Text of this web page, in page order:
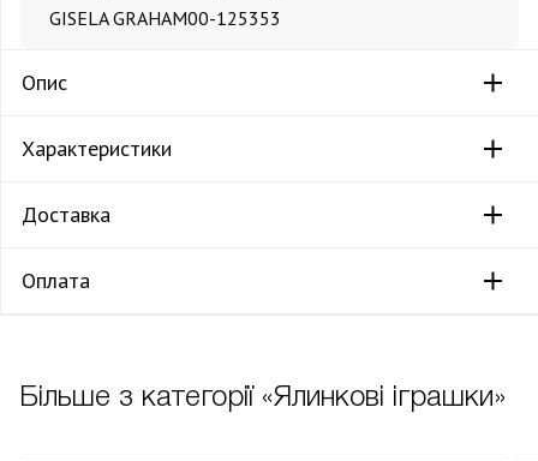
GISELA GRAHAM00-125353
Опис
Характеристики
Доставка
Оплата
Більше з категорії «Ялинкові іграшки»